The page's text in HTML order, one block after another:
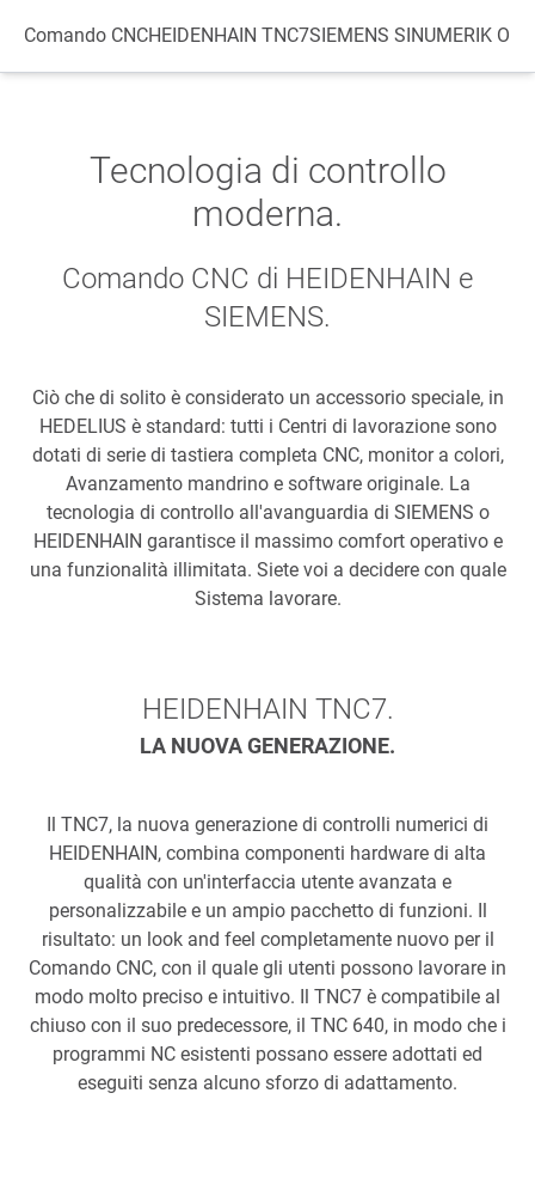
Comando CNCHEIDENHAIN TNC7SIEMENS SINUMERIK ONE
Tecnologia di controllo
moderna.
Comando CNC di HEIDENHAIN e
SIEMENS.
Ciò che di solito è considerato un accessorio speciale, in
HEDELIUS è standard: tutti i Centri di lavorazione sono
dotati di serie di tastiera completa CNC, monitor a colori,
Avanzamento mandrino e software originale. La
tecnologia di controllo all'avanguardia di SIEMENS o
HEIDENHAIN garantisce il massimo comfort operativo e
una funzionalità illimitata. Siete voi a decidere con quale
Sistema lavorare.
HEIDENHAIN TNC7.
LA NUOVA GENERAZIONE.
Il TNC7, la nuova generazione di controlli numerici di
HEIDENHAIN, combina componenti hardware di alta
qualità con un'interfaccia utente avanzata e
personalizzabile e un ampio pacchetto di funzioni. Il
risultato: un look and feel completamente nuovo per il
Comando CNC, con il quale gli utenti possono lavorare in
modo molto preciso e intuitivo. Il TNC7 è compatibile al
chiuso con il suo predecessore, il TNC 640, in modo che i
programmi NC esistenti possano essere adottati ed
eseguiti senza alcuno sforzo di adattamento.